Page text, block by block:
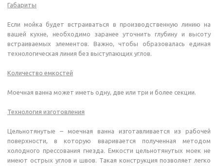
Габариты
Если мойка будет встраиваться в производственную линию на
вашей кухне, необходимо заранее уточнить глубину и высоту
встраиваемых элементов. Важно, чтобы образовалась единая
технологическая линия без выступающих углов.
Количество емкостей
Моечная ванна может иметь одну, две или три и более секции.
Технология изготовления
Цельнотянутые – моечная ванна изготавливается из рабочей
поверхности, в которую вваривается полученная методом
холодного прессования гнезда. Емкости цельнотянутых моек не
имеют острых углов и швов. Такая конструкция позволяет легко